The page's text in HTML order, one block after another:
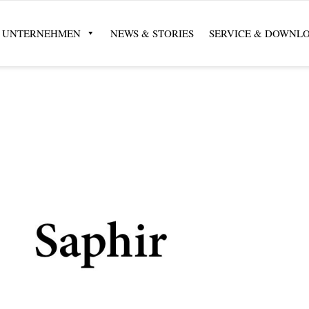
UNTERNEHMEN NEWS & STORIES SERVICE &